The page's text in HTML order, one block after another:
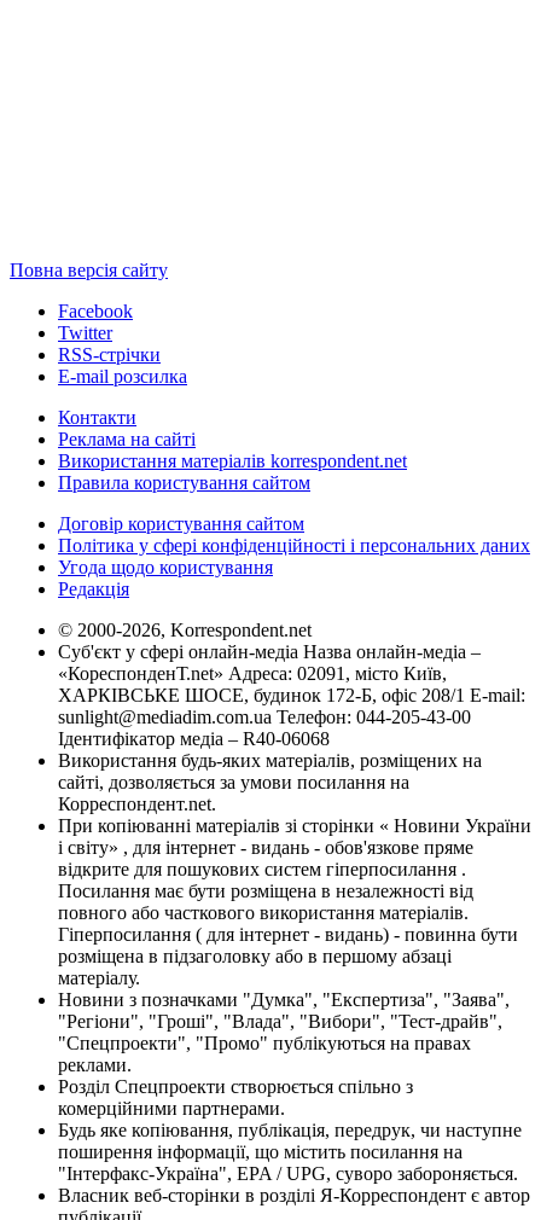
Повна версія сайту
Facebook
Twitter
RSS-стрічки
E-mail розсилка
Контакти
Реклама на сайті
Використання матеріалів korrespondent.net
Правила користування сайтом
Договір користування сайтом
Політика у сфері конфіденційності і персональних даних
Угода щодо користування
Редакція
© 2000-2026, Korrespondent.net
Суб'єкт у сфері онлайн-медіа Назва онлайн-медіа –
«КореспонденТ.net» Адреса: 02091, місто Київ,
ХАРКІВСЬКЕ ШОСЕ, будинок 172-Б, офіс 208/1 E-mail:
sunlight@mediadim.com.ua Телефон: 044-205-43-00
Ідентифікатор медіа – R40-06068
Використання будь-яких матеріалів, розміщених на
сайті, дозволяється за умови посилання на
Корреспондент.net.
При копіюванні матеріалів зі сторінки « Новини України
і світу» , для інтернет - видань - обов'язкове пряме
відкрите для пошукових систем гіперпосилання .
Посилання має бути розміщена в незалежності від
повного або часткового використання матеріалів.
Гіперпосилання ( для інтернет - видань) - повинна бути
розміщена в підзаголовку або в першому абзаці
матеріалу.
Новини з позначками "Думка", "Експертиза", "Заява",
"Регіони", "Гроші", "Влада", "Вибори", "Тест-драйв",
"Спецпроекти", "Промо" публікуються на правах
реклами.
Розділ Спецпроекти створюється спільно з
комерційними партнерами.
Будь яке копіювання, публікація, передрук, чи наступне
поширення інформації, що містить посилання на
"Інтерфакс-Україна", EPA / UPG, суворо забороняється.
Власник веб-сторінки в розділі Я-Корреспондент є автор